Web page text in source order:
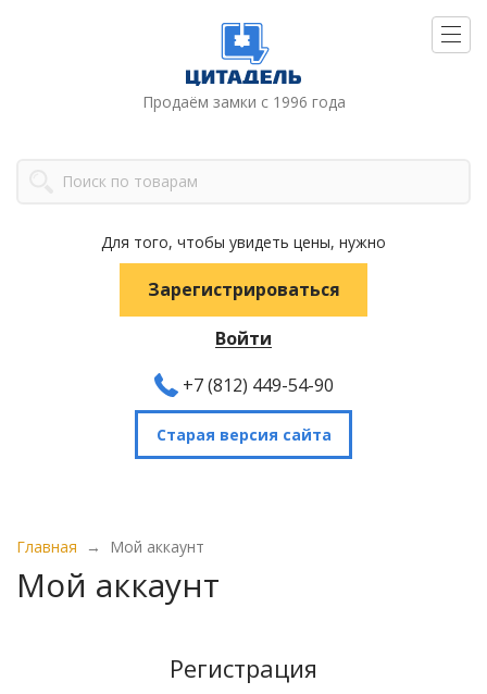
Продаём замки с 1996 года
Для того, чтобы увидеть цены, нужно
Зарегистрироваться
Войти
+7 (812) 449-54-90
Старая версия сайта
Главная → Мой аккаунт
Мой аккаунт
Регистрация